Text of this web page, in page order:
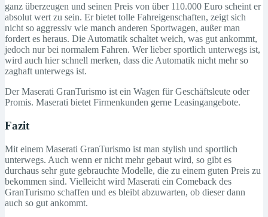
ganz überzeugen und seinen Preis von über 110.000 Euro scheint er
absolut wert zu sein. Er bietet tolle Fahreigenschaften, zeigt sich
nicht so aggressiv wie manch anderen Sportwagen, außer man
fordert es heraus. Die Automatik schaltet weich, was gut ankommt,
jedoch nur bei normalem Fahren. Wer lieber sportlich unterwegs ist,
wird auch hier schnell merken, dass die Automatik nicht mehr so
zaghaft unterwegs ist.
Der Maserati GranTurismo ist ein Wagen für Geschäftsleute oder
Promis. Maserati bietet Firmenkunden gerne Leasingangebote.
Fazit
Mit einem Maserati GranTurismo ist man stylish und sportlich
unterwegs. Auch wenn er nicht mehr gebaut wird, so gibt es
durchaus sehr gute gebrauchte Modelle, die zu einem guten Preis zu
bekommen sind. Vielleicht wird Maserati ein Comeback des
GranTurismo schaffen und es bleibt abzuwarten, ob dieser dann
auch so gut ankommt.